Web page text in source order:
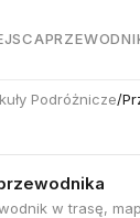
Podróżnicze/
w trasę,